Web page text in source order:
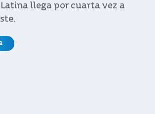
llega por cuarta vez a